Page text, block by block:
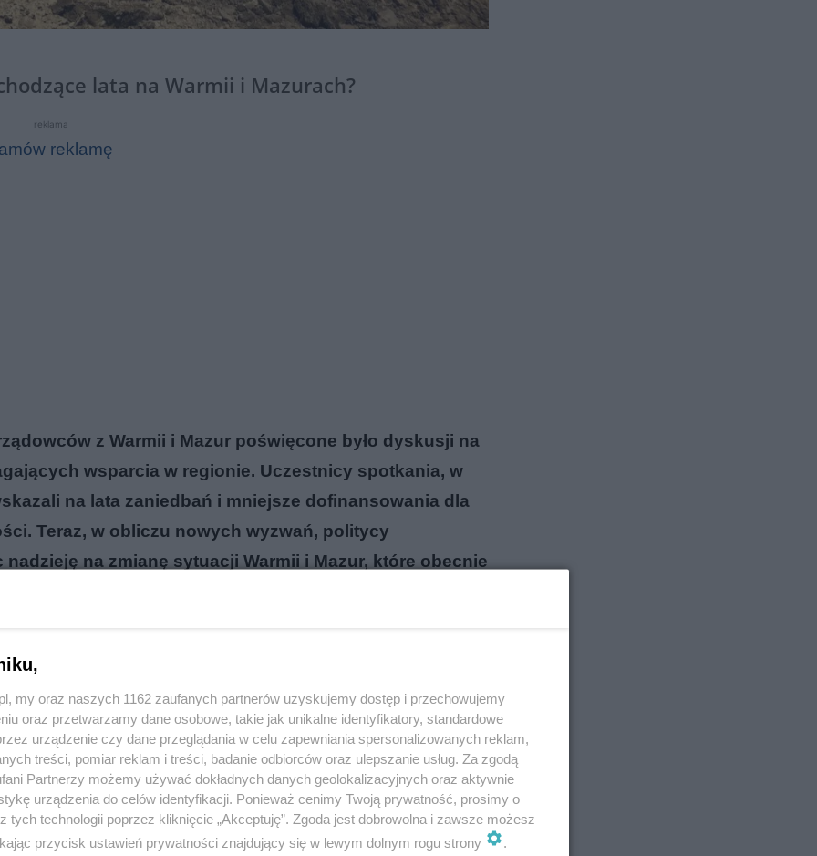
lata na Warmii i Mazurach?
reklama
reklamę
z Warmii i Mazur poświęcone było dyskusji na
wsparcia w regionie. Uczestnicy spotkania, w
na lata zaniedbań i mniejsze dofinansowania dla
Teraz, w obliczu nowych wyzwań, politycy
na zmianę sytuacji Warmii i Mazur, które obecnie
zamknięcia granicy z Rosją.
my oraz naszych 1162 zaufanych partnerów uzyskujemy dostęp i przechowujemy
oraz przetwarzamy dane osobowe, takie jak unikalne identyfikatory, standardowe
urządzenie czy dane przeglądania w celu zapewniania spersonalizowanych reklam,
treści, pomiar reklam i treści, badanie odbiorców oraz ulepszanie usług. Za zgodą
Partnerzy możemy używać dokładnych danych geolokalizacyjnych oraz aktywnie
urządzenia do celów identyfikacji. Ponieważ cenimy Twoją prywatność, prosimy o
tych technologii poprzez kliknięcie „Akceptuję”. Zgoda jest dobrowolna i zawsze możesz
przycisk ustawień prywatności znajdujący się w lewym dolnym rogu strony
.